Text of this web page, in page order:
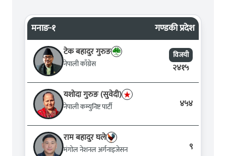
मनाङ-१ गण्डकी प्रदेश
टेक बहादुर गुरुङ
नेपाली काँग्रेस
विजयी
२४१५
यशोदा गुरुङ (सुवेदी)
नेपाली कम्युनिष्ट पार्टी ४५४
राम बहादुर घले
मंगोल नेशनल अर्गनाइजेसन ९